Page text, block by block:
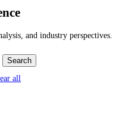
and industry perspectives.
Search
all